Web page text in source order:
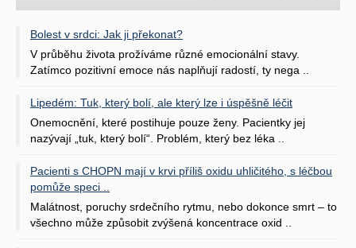
Bolest v srdci: Jak ji překonat?
V průběhu života prožíváme různé emocionální stavy.
Zatímco pozitivní emoce nás naplňují radostí, ty nega ..
Lipedém: Tuk, který bolí, ale který lze i úspěšně léčit
Onemocnění, které postihuje pouze ženy. Pacientky jej
nazývají „tuk, který bolí“. Problém, který bez léka ..
Pacienti s CHOPN mají v krvi příliš oxidu uhličitého, s léčbou
pomůže speci ..
Malátnost, poruchy srdečního rytmu, nebo dokonce smrt – to
všechno může způsobit zvýšená koncentrace oxid ..